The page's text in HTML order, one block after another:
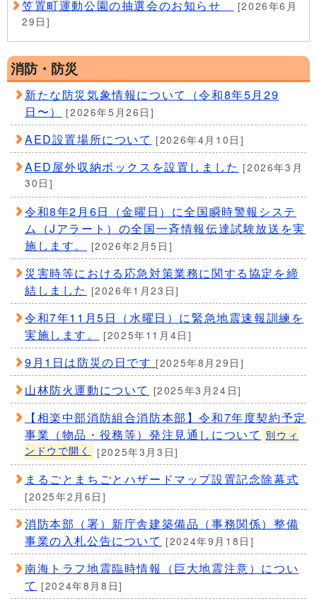
笠置町運動公園の抽選会のお知らせ [2026年6月
29日]
消防・防災
新たな防災気象情報について（令和8年5月29
日〜）
[2026年5月26日]
AED設置場所について [2026年4月10日]
AED屋外収納ボックスを設置しました [2026年3月
30日]
令和8年2月6日（金曜日）に全国瞬時警報システ
ム（Jアラート）の全国⼀⻫情報伝達試験放送を実
施します。
[2026年2月5日]
災害時等における応急対策業務に関する協定を締
結しました [2026年1月23日]
令和7年11月5日（水曜日）に緊急地震速報訓練を
実施します。
[2025年11月4日]
9月1日は防災の日です[2025年8月29日]
山林防火運動について [2025年3月24日]
【相楽中部消防組合消防本部】令和7年度契約予定
事業（物品・役務等）発注見通しについて 別ウィ
ンドウで開く [2025年3月3日]
まるごとまちごとハザードマップ設置記念除幕式
[2025年2月6日]
消防本部（署）新庁舎建築備品（事務関係）整備
事業の入札公告について [2024年9月18日]
南海トラフ地震臨時情報（巨大地震注意）につい
て [2024年8月8日]